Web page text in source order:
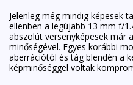
Jelenleg még mindig képesek
ellenben a legújabb 13 mm f/
abszolút versenyképesek már
minőségével. Egyes korábbi
aberrációtól és tág blendén a
képminőséggel voltak